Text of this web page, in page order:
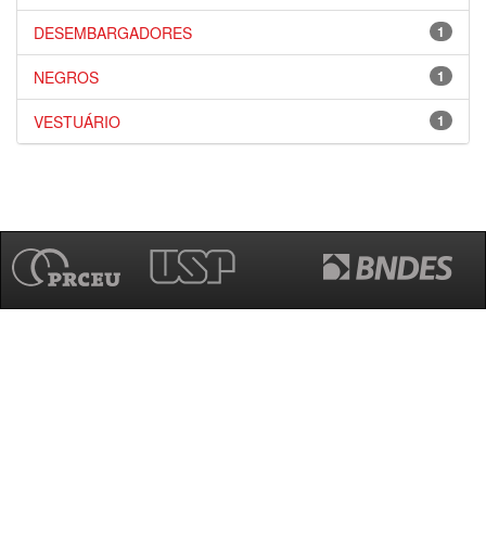
1
DESEMBARGADORES
1
NEGROS
1
VESTUÁRIO